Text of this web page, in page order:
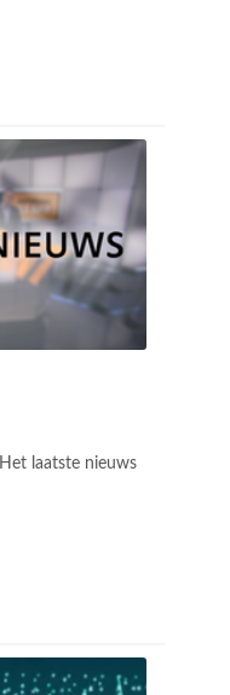
Het laatste nieuws